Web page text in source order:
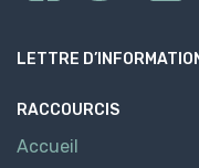
LETTRE
RACCOURCIS
Accueil